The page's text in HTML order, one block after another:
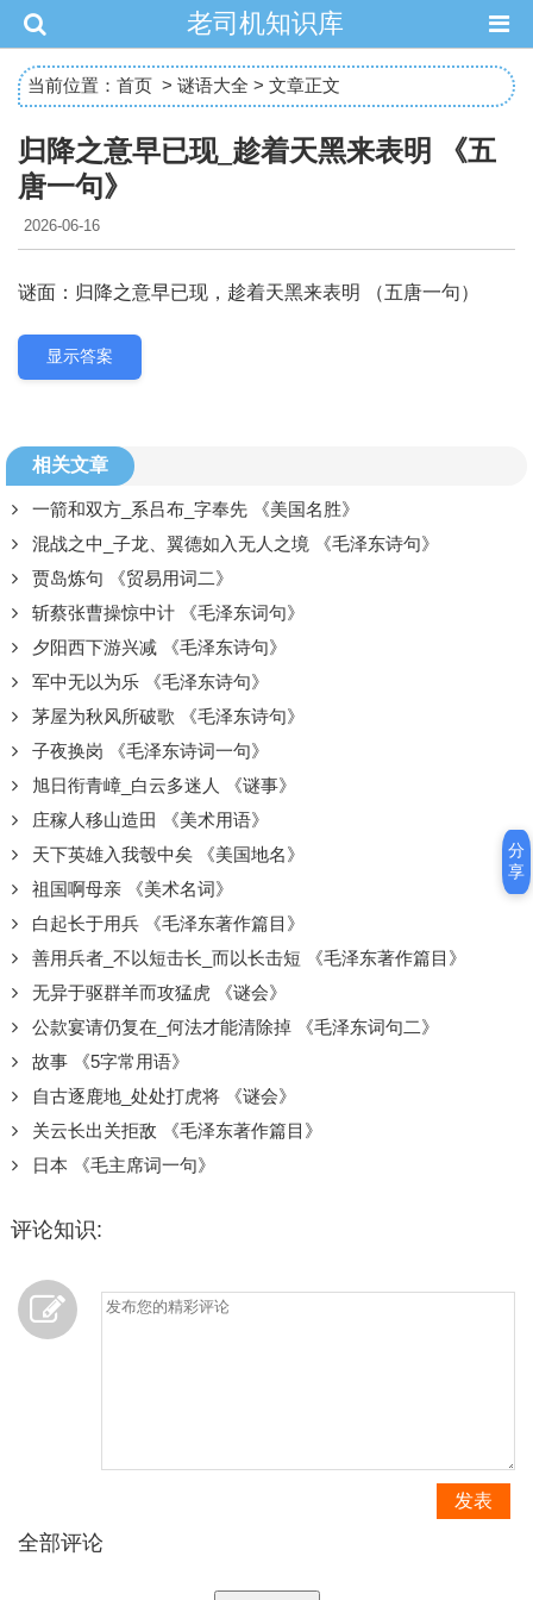
老司机知识库
当前位置： 首页 > 谜语大全 > 文章正文
归降之意早已现_趁着天黑来表明 《五
唐一句》
2026-06-16
谜面：归降之意早已现，趁着天黑来表明 （五唐一句）
显示答案
相关文章
一箭和双方_系吕布_字奉先 《美国名胜》
混战之中_子龙、翼德如入无人之境 《毛泽东诗句》
贾岛炼句 《贸易用词二》
斩蔡张曹操惊中计 《毛泽东词句》
夕阳西下游兴减 《毛泽东诗句》
军中无以为乐 《毛泽东诗句》
茅屋为秋风所破歌 《毛泽东诗句》
子夜换岗 《毛泽东诗词一句》
旭日衔青嶂_白云多迷人 《谜事》
庄稼人移山造田 《美术用语》
天下英雄入我彀中矣 《美国地名》
祖国啊母亲 《美术名词》
白起长于用兵 《毛泽东著作篇目》
善用兵者_不以短击长_而以长击短 《毛泽东著作篇目》
无异于驱群羊而攻猛虎 《谜会》
公款宴请仍复在_何法才能清除掉 《毛泽东词句二》
故事 《5字常用语》
自古逐鹿地_处处打虎将 《谜会》
关云长出关拒敌 《毛泽东著作篇目》
日本 《毛主席词一句》
评论知识:
发表
全部评论
分
享